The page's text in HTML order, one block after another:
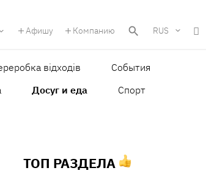
Афишу Компанию RUS
відходів
События
Досуг и еда
Спорт
ТОП РАЗДЕЛА